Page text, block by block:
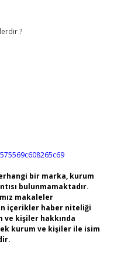
?
bir marka, kurum
bulunmamaktadır.
makaleler
içerikler haber niteliği
ve kişiler hakkında
kurum ve kişiler ile isim